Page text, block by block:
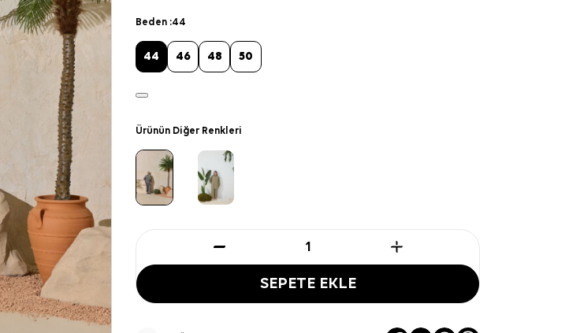
Beden :44
44 46 48 50
Ürünün Diğer Renkleri
SEPETE EKLE